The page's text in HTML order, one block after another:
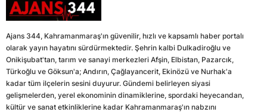
Ajans 344, Kahramanmaraş'ın güvenilir, hızlı ve kapsamlı haber portalı
olarak yayın hayatını sürdürmektedir. Şehrin kalbi Dulkadiroğlu ve
Onikişubat'tan, tarım ve sanayi merkezleri Afşin, Elbistan, Pazarcık,
Türkoğlu ve Göksun'a; Andırın, Çağlayancerit, Ekinözü ve Nurhak'a
kadar tüm ilçelerin sesini duyurur. Gündemi belirleyen siyasi
gelişmelerden, yerel ekonominin dinamiklerine, spordaki heyecandan,
kültür ve sanat etkinliklerine kadar Kahramanmaraş'ın nabzını